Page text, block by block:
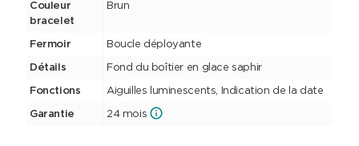
Couleur
bracelet
Brun
Fermoir Boucle déployante
Détails Fond du boîtier en glace saphir
Fonctions Aiguilles luminescents, Indication de la date
Garantie 24 mois